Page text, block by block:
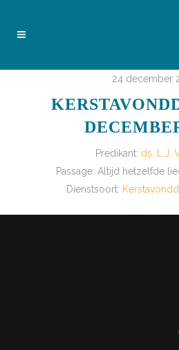
24 december
Predikant: ds. L.J.
Passage: Altijd hetzelfde
Dienstsoort: